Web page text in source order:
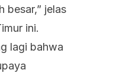
besar,” jelas
ini.
lagi bahwa